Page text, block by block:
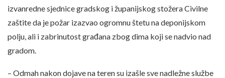
izvanredne sjednice gradskog i županijskog stožera Civilne
zaštite da je požar izazvao ogromnu štetu na deponijskom
polju, ali i zabrinutost građana zbog dima koji se nadvio nad
gradom.
– Odmah nakon dojave na teren su izašle sve nadležne službe